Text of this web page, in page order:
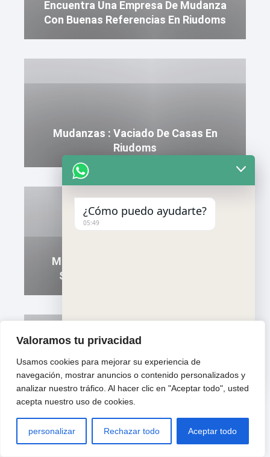
Valoramos tu privacidad
Usamos cookies para mejorar su experiencia de
navegación, mostrar anuncios o contenido personalizados y
analizar nuestro tráfico. Al hacer clic en "Aceptar todo", usted
acepta nuestro uso de cookies.
personalizar Rechazar todo Aceptar todo
Encuentra Una Empresa De Mudanza
Con Buenas Referencias En Riudoms
Mudanzas : Vaciado De Casas En
Riudoms
Mudanzas residenciales en Valls:
Servicios de calidad sin estrés
Transporte Rápido En Amposta:
Servicios Sin Retrasos
Hide
¿Cómo puedo ayudarte?
05:49
"
+
c
h
a
y
WhatsApp Message
n
d
f
i
n